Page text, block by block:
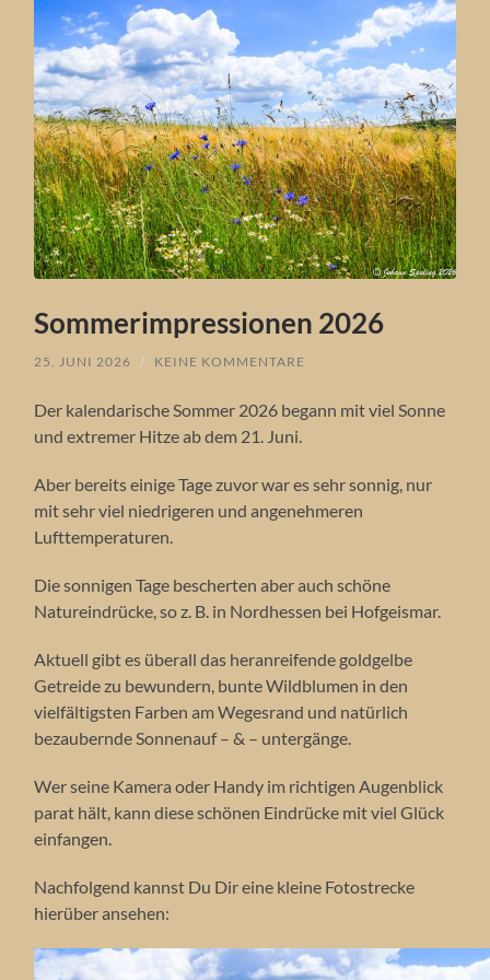
Sommerimpressionen 2026
25. JUNI 2026 / KEINE KOMMENTARE
Der kalendarische Sommer 2026 begann mit viel Sonne
und extremer Hitze ab dem 21. Juni.
Aber bereits einige Tage zuvor war es sehr sonnig, nur
mit sehr viel niedrigeren und angenehmeren
Lufttemperaturen.
Die sonnigen Tage bescherten aber auch schöne
Natureindrücke, so z. B. in Nordhessen bei Hofgeismar.
Aktuell gibt es überall das heranreifende goldgelbe
Getreide zu bewundern, bunte Wildblumen in den
vielfältigsten Farben am Wegesrand und natürlich
bezaubernde Sonnenauf – & – untergänge.
Wer seine Kamera oder Handy im richtigen Augenblick
parat hält, kann diese schönen Eindrücke mit viel Glück
einfangen.
Nachfolgend kannst Du Dir eine kleine Fotostrecke
hierüber ansehen: